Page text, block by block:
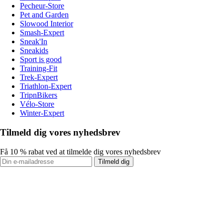
Pecheur-Store
Pet and Garden
Slowood Interior
Smash-Expert
Sneak'In
Sneakids
Sport is good
Training-Fit
Trek-Expert
Triathlon-Expert
TripnBikers
Vélo-Store
Winter-Expert
Tilmeld dig vores nyhedsbrev
Få 10 % rabat ved at tilmelde dig vores nyhedsbrev
Tilmeld dig